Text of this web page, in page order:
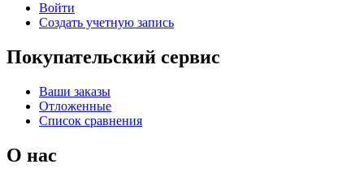
Войти
Создать учетную запись
Покупательский сервис
Ваши заказы
Отложенные
Список сравнения
О нас